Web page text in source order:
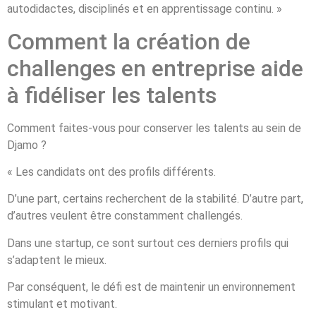
autodidactes, disciplinés et en apprentissage continu. »
Comment la création de
challenges en entreprise aide
à fidéliser les talents
Comment faites-vous pour conserver les talents au sein de
Djamo ?
« Les candidats ont des profils différents.
D’une part, certains recherchent de la stabilité. D’autre part,
d’autres veulent être constamment challengés.
Dans une startup, ce sont surtout ces derniers profils qui
s’adaptent le mieux.
Par conséquent, le défi est de maintenir un environnement
stimulant et motivant.